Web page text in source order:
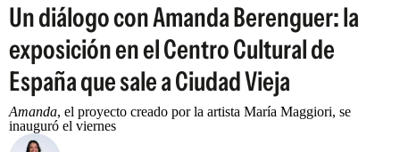
Un diálogo con Amanda Berenguer: la
exposición en el Centro Cultural de
España que sale a Ciudad Vieja
Amanda, el proyecto creado por la artista María Maggiori, se
inauguró el viernes